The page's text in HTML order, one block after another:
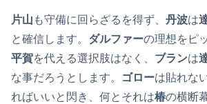
片山 も守備に回らざるを得ず、 丹波は
と確信します。 ダルファーの理想をピ
平賀を代える選択肢はなく、 ブランは
な事だろうとします。
ゴローは貼れな
ればいいと閃き、何とそれは椿の横断